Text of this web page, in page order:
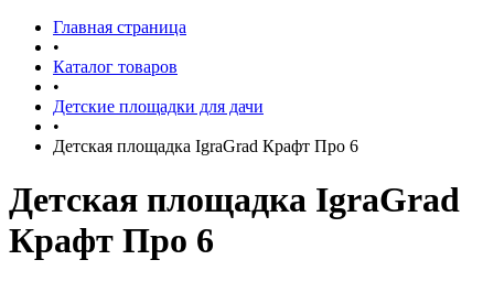
Главная страница
•
Каталог товаров
•
Детские площадки для дачи
•
Детская площадка IgraGrad Крафт Про 6
Детская площадка IgraGrad
Крафт Про 6